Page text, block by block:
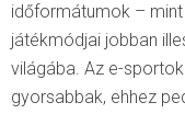
időformátumok –
játékmódjai jobban
világába. Az e-
gyorsabbak, ehhez